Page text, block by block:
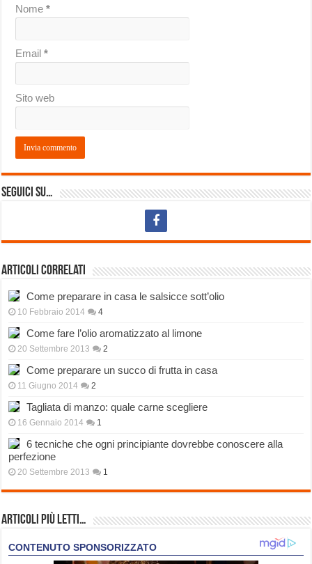
Nome*
Email*
Sito web
Seguici su…
Articoli correlati
Come preparare in casa le salsicce sott’olio
10 Febbraio 2014 4
Come fare l’olio aromatizzato al limone
20 Settembre 2013 2
Come preparare un succo di frutta in casa
11 Giugno 2014 2
Tagliata di manzo: quale carne scegliere
16 Gennaio 2014 1
6 tecniche che ogni principiante dovrebbe conoscere alla
perfezione
20 Settembre 2013 1
Articoli più Letti…